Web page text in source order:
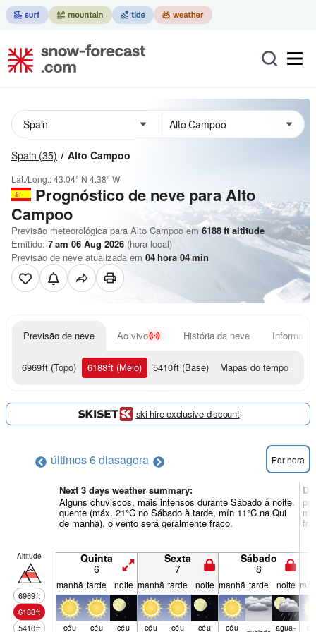
Spain (35) Alto Campoo
Lat./Long.:43.04° N 4.38° W
Prognóstico de neve para Alto
Campoo
Previsão meteorológica para Alto Campoo em 6188ft altitude
Emitido: 7 am 06 Aug 2026 (hora local)
Previsão de neve atualizada em 04hora 04min
Previsão de neve Ao vivo História da neve
6969ft (Topo) 6188ft (Meio) 5410ft (Base) Mapas do tempo
ski hire exclusive discount
últimos 6 diasagora Por hora
Next 3 days weather summary:
Alguns chuviscos, mais intensos durante Sábado à noite.
quente (máx. 21°C no Sábado à tarde, mín 11°C na Qui
de manhã). o vento será geralmente fraco.
Altitude
6969ft
6188ft
5410ft
Quinta
6
Sexta
7
Sábado
8
manhã tarde noite manhã tarde noite manhã tarde noite
céu céu céu céu céu céu céu agua­